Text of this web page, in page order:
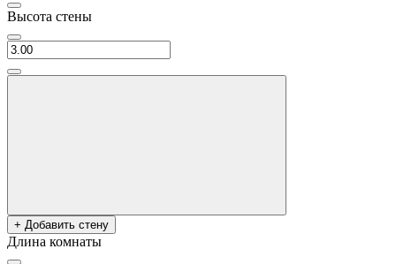
Высота стены
+ Добавить стену
Длина комнаты